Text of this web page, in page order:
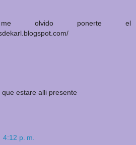
olvido ponerte el
estare alli presente
4:12 p. m.